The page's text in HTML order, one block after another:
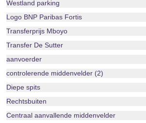
Westland parking
Logo BNP Paribas Fortis
Transferprijs Mboyo
Transfer De Sutter
aanvoerder
controlerende middenvelder (2)
Diepe spits
Rechtsbuiten
Centraal aanvallende middenvelder